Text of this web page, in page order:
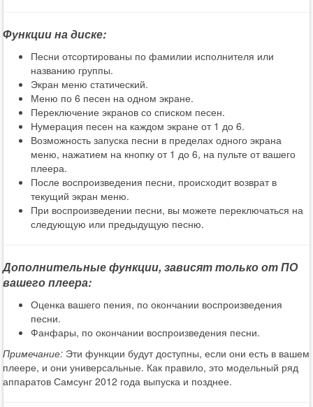
Функции на диске:
Песни отсортированы по фамилии исполнителя или
названию группы.
Экран меню статический.
Меню по 6 песен на одном экране.
Переключение экранов со списком песен.
Нумерация песен на каждом экране от 1 до 6.
Возможность запуска песни в пределах одного экрана
меню, нажатием на кнопку от 1 до 6, на пульте от вашего
плеера.
После воспроизведения песни, происходит возврат в
текущий экран меню.
При воспроизведении песни, вы можете переключаться на
следующую или предыдущую песню.
Дополнительные функции, зависят только от ПО
вашего плеера:
Оценка вашего пения, по окончании воспроизведения
песни.
Фанфары, по окончании воспроизведения песни.
Примечание: Эти функции будут доступны, если они есть в вашем
плеере, и они универсальные. Как правило, это модельный ряд
аппаратов Самсунг 2012 года выпуска и позднее.